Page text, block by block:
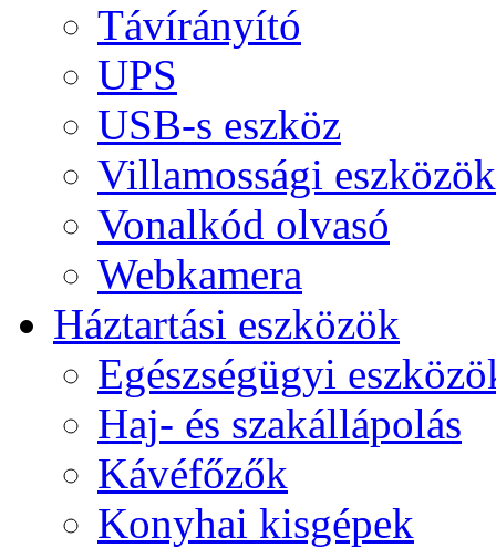
Távírányító
UPS
USB-s eszköz
Villamossági eszközök
Vonalkód olvasó
Webkamera
Háztartási eszközök
Egészségügyi
Haj- és szakállápolás
Kávéfőzők
Konyhai kisgépek